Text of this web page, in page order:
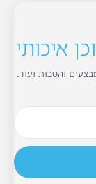
איכותי
והטבות ועוד.